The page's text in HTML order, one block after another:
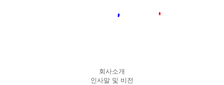
회사소개
인사말 및 비전